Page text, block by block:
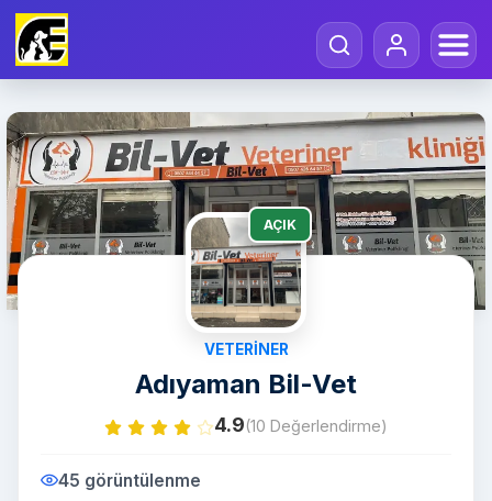
AÇIK
VETERINER
Adıyaman Bil-Vet
4.9(10 Değerlendirme)
45 görüntülenme